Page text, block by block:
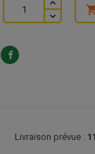
Livraison prévue :